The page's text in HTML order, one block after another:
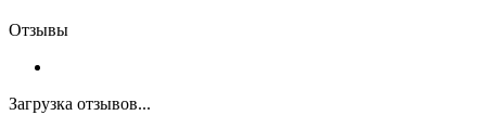
Отзывы
Загрузка отзывов...